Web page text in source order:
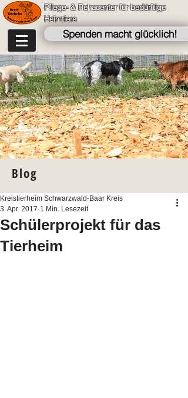
Pflege- & Rehacenter für bedürftige
Heimtiere
Spenden macht glücklich!
Blog
Schülerprojekt für das
Tierheim
Kreistierheim Schwarzwald-Baar Kreis
3. Apr. 2017 1 Min. Lesezeit